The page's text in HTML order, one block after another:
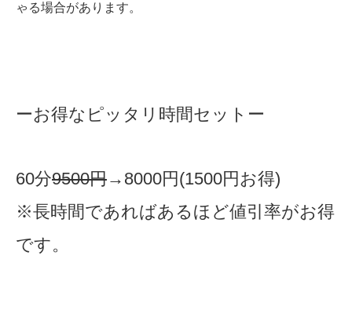
ゃる場合があります。
ーお得なピッタリ時間セットー
60分9500円→8000円(1500円お得)
※長時間であればあるほど値引率がお得
です。